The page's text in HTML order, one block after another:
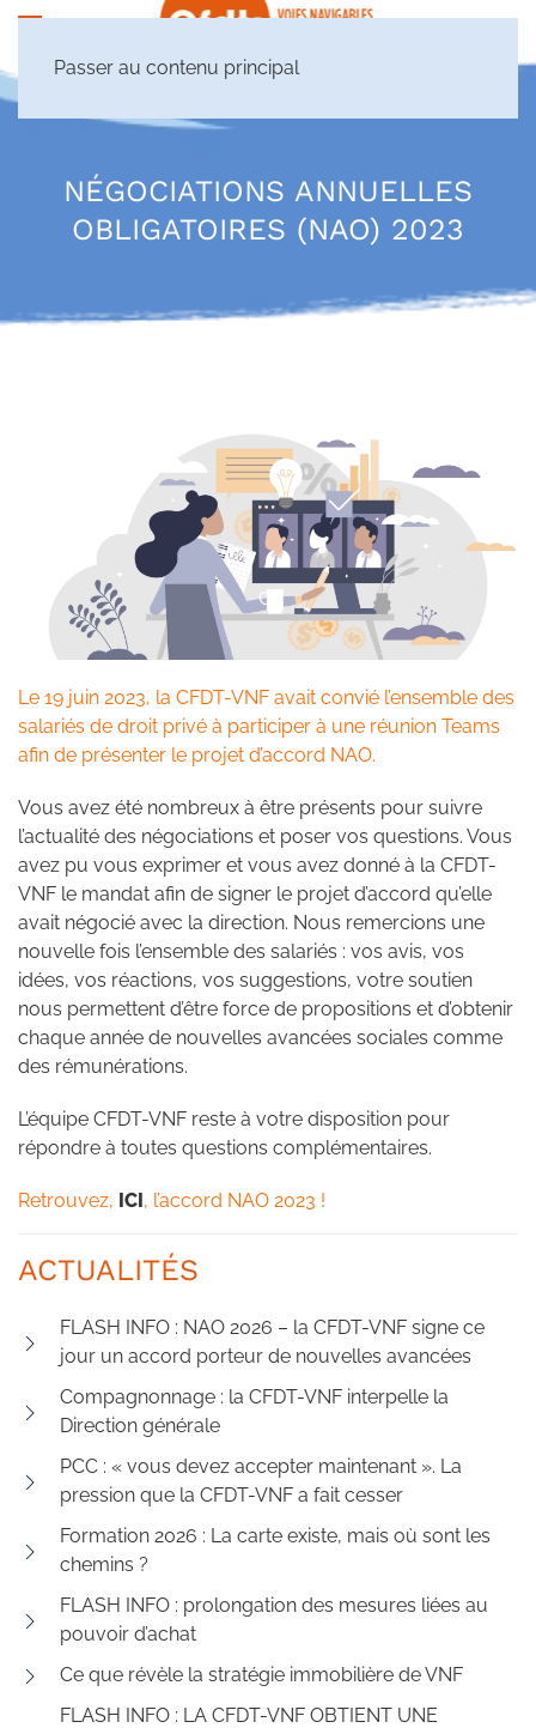
Passer au contenu principal
NÉGOCIATIONS ANNUELLES
OBLIGATOIRES (NAO) 2023
Le 19 juin 2023, la CFDT-VNF avait convié l’ensemble des
salariés de droit privé à participer à une réunion Teams
afin de présenter le projet d’accord NAO.
Vous avez été nombreux à être présents pour suivre
l’actualité des négociations et poser vos questions. Vous
avez pu vous exprimer et vous avez donné à la CFDT-
VNF le mandat afin de signer le projet d’accord qu’elle
avait négocié avec la direction. Nous remercions une
nouvelle fois l’ensemble des salariés : vos avis, vos
idées, vos réactions, vos suggestions, votre soutien
nous permettent d’être force de propositions et d’obtenir
chaque année de nouvelles avancées sociales comme
des rémunérations.
L’équipe CFDT-VNF reste à votre disposition pour
répondre à toutes questions complémentaires.
Retrouvez, ICI, l’accord NAO 2023 !
ACTUALITÉS
FLASH INFO : NAO 2026 – la CFDT-VNF signe ce
jour un accord porteur de nouvelles avancées
Compagnonnage : la CFDT-VNF interpelle la
Direction générale
PCC : « vous devez accepter maintenant ». La
pression que la CFDT-VNF a fait cesser
Formation 2026 : La carte existe, mais où sont les
chemins ?
FLASH INFO : prolongation des mesures liées au
pouvoir d’achat
Ce que révèle la stratégie immobilière de VNF
FLASH INFO : LA CFDT-VNF OBTIENT UNE